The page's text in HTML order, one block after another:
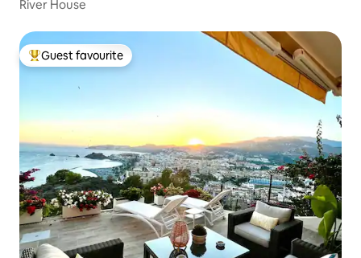
River House
Top guest favourite
Guest favourite